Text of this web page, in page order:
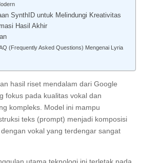
SynthID untuk Melindungi Kreativitas
Hasil Akhir
(Frequently Asked Questions) Mengenai Lyria
hasil riset mendalam dari Google
fokus pada kualitas vokal dan
kompleks. Model ini mampu
teks (prompt) menjadi komposisi
vokal yang terdengar sangat
utama teknologi ini terletak pada